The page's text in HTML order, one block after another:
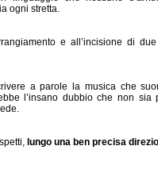
ogni stretta.
e all’incisione di
a parole la musica che
l’insano dubbio che non sia
lungo una ben precisa